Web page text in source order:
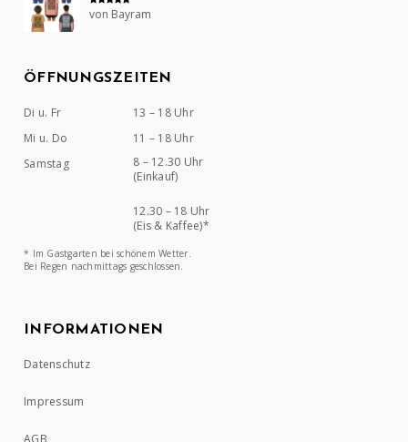
Bewertet mit
von Bayram
ÖFFNUNGSZEITEN
Di u. Fr
13 – 18 Uhr
Mi u. Do
11 – 18 Uhr
Samstag
8 – 12.30 Uhr
(Einkauf)
12.30 – 18 Uhr
(Eis & Kaffee)*
* Im Gastgarten bei schönem Wetter.
Bei Regen nachmittags geschlossen.
INFORMATIONEN
Datenschutz
Impressum